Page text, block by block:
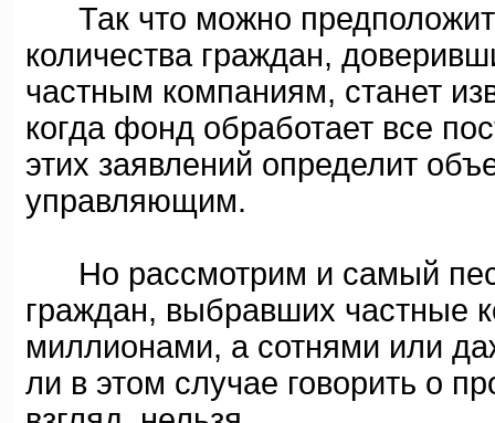
Так что можно
количества граждан,
частным компаниям, станет
когда фонд обработает все
этих заявлений определит
управляющим.
Но рассмотрим и самый
граждан, выбравших частные
миллионами, а сотнями или
ли в этом случае говорить о